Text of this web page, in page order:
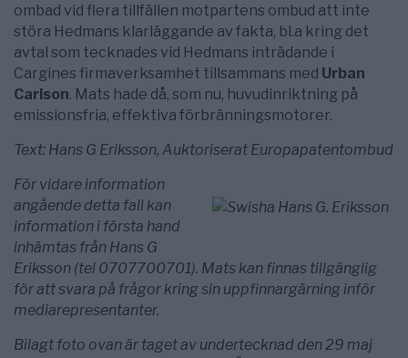
ombad vid flera tillfällen motpartens ombud att inte
störa Hedmans klarläggande av fakta, bl.a kring det
avtal som tecknades vid Hedmans inträdande i
Cargines firmaverksamhet tillsammans med Urban
Carlson. Mats hade då, som nu, huvudinriktning på
emissionsfria, effektiva förbränningsmotorer.
Text: Hans G Eriksson, Auktoriserat Europapatentombud
För vidare information
angående detta fall kan
information i första hand
inhämtas från Hans G
Eriksson (tel 0707700701). Mats kan finnas tillgänglig
för att svara på frågor kring sin uppfinnargärning inför
mediarepresentanter.
Bilagt foto ovan är taget av undertecknad den 29 maj